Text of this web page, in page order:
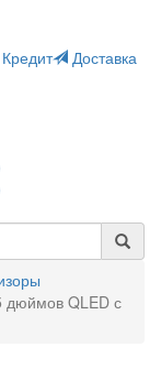
Кредит
Доставка
дюймов QLED с